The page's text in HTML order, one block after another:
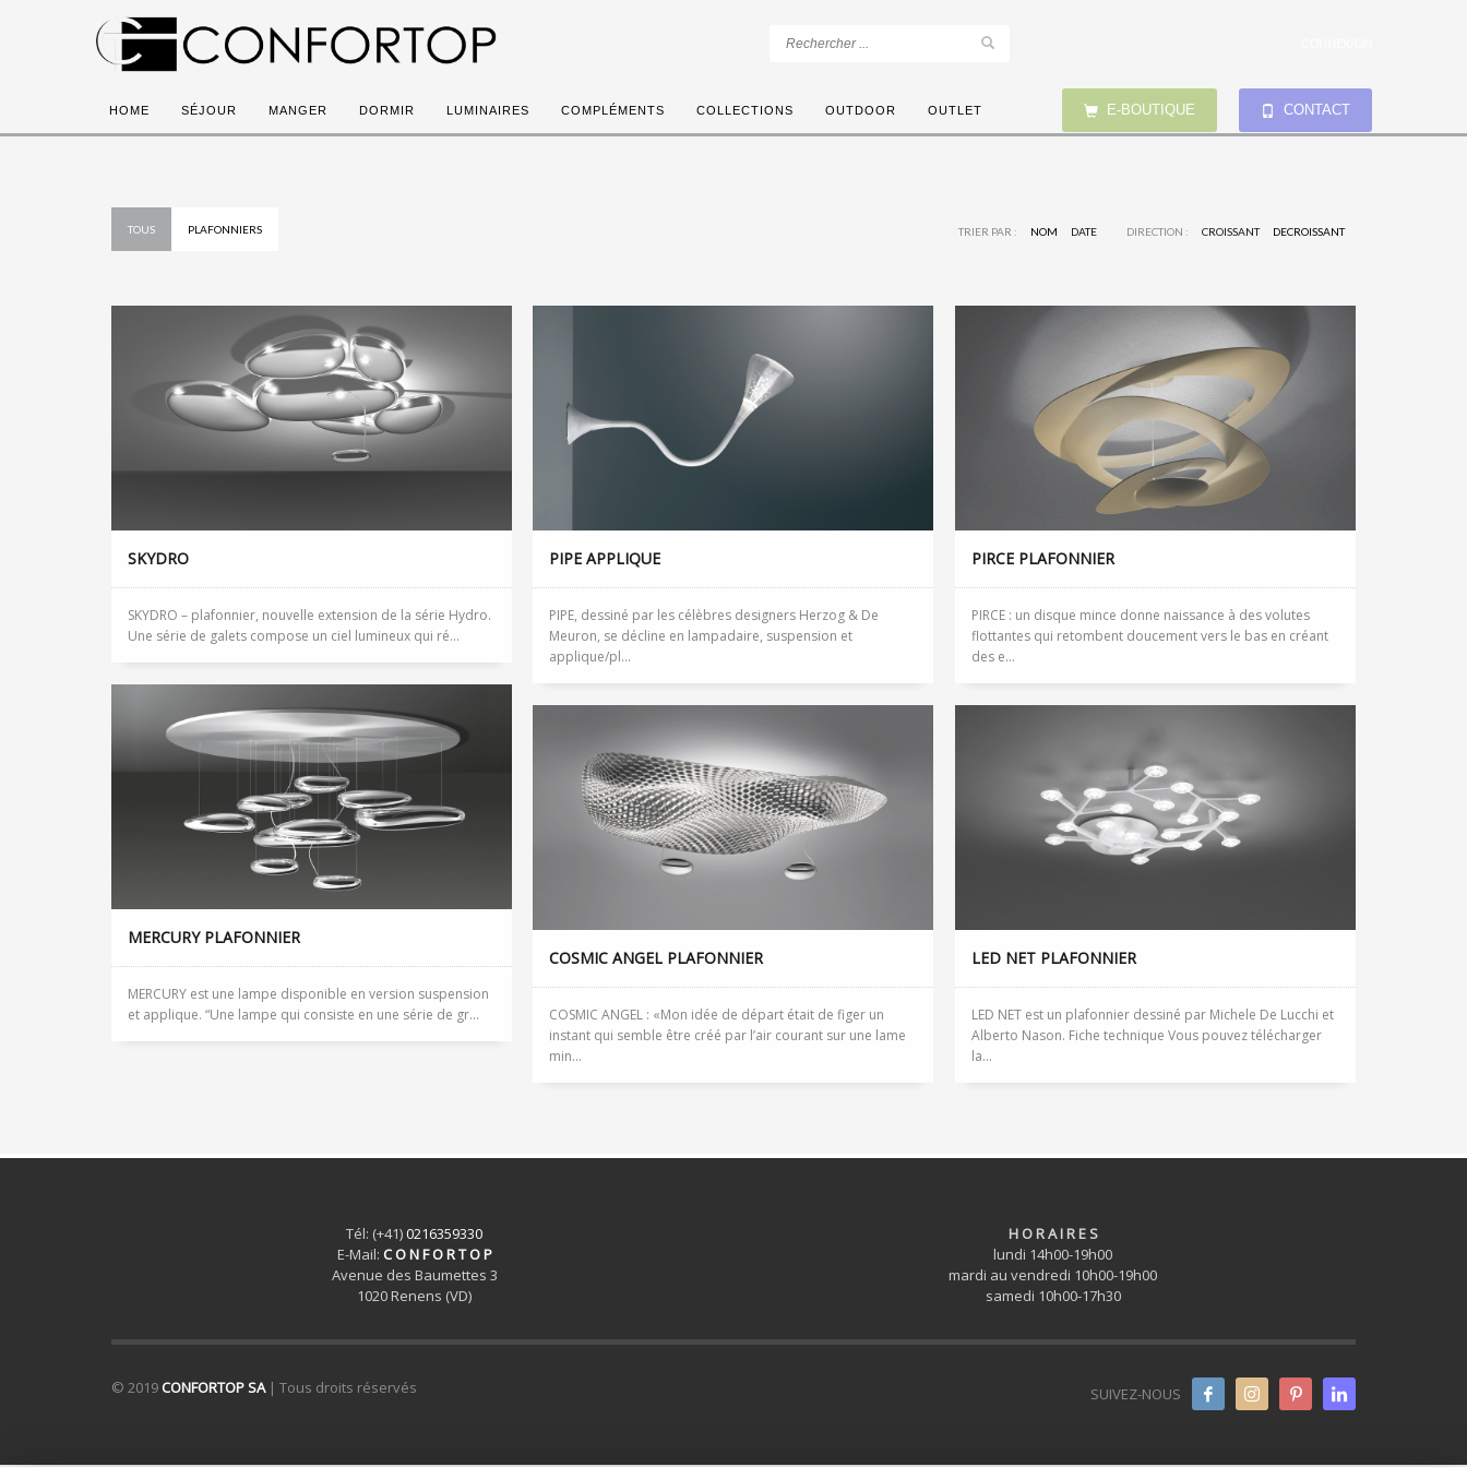
HOME SÉJOUR MANGER DORMIR LUMINAIRES COMPLÉMENTS COLLECTIONS OUTDOOR OUTLET E-BOUTIQUE CONTACT
TRIER PAR : NOM DATE DIRECTION : CROISSANT DECROISSANT
TOUS PLAFONNIERS
SKYDRO
SKYDRO – plafonnier, nouvelle extension de la série Hydro.
Une série de galets compose un ciel lumineux qui ré...
PIPE APPLIQUE
PIPE, dessiné par les célèbres designers Herzog & De
Meuron, se décline en lampadaire, suspension et
applique/pl...
PIRCE PLAFONNIER
PIRCE : un disque mince donne naissance à des volutes
flottantes qui retombent doucement vers le bas en créant
des e...
MERCURY PLAFONNIER
MERCURY est une lampe disponible en version suspension
et applique. “Une lampe qui consiste en une série de gr...
COSMIC ANGEL PLAFONNIER
COSMIC ANGEL : «Mon idée de départ était de figer un
instant qui semble être créé par l’air courant sur une lame
min...
LED NET PLAFONNIER
LED NET est un plafonnier dessiné par Michele De Lucchi et
Alberto Nason. Fiche technique Vous pouvez télécharger
la...
Tél: (+41)0216359330
E-Mail: C O N F O R T O P
Avenue des Baumettes 3
1020 Renens (VD)
H O R A I R E S
lundi 14h00-19h00
mardi au vendredi 10h00-19h00
samedi 10h00-17h30
SUIVEZ-NOUS
© 2019 CONFORTOP SA| Tous droits réservés